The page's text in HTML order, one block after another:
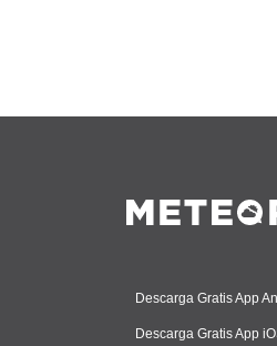
Descarga Gratis App
Descarga Gratis App